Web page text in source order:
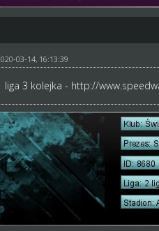
03-14, 16:13:39
liga 3 kolejka - http://